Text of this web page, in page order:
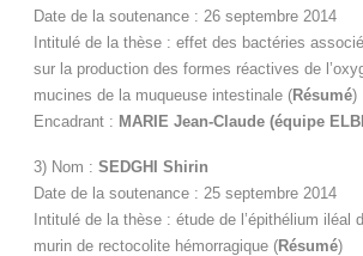
Date de la soutenance : 26 septembre 2014
Intitulé de la thèse : effet des bactéries
sur la production des formes réactives de
mucines de la muqueuse intestinale (Résumé)
Encadrant : MARIE Jean-Claude (équipe
3) Nom : SEDGHI Shirin
Date de la soutenance : 25 septembre 2014
Intitulé de la thèse : étude de l’épithélium iléal
murin de rectocolite hémorragique (Résumé)